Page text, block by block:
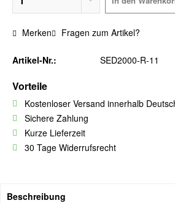
Merken Fragen zum Artikel?
Artikel-Nr.: SED2000-R-11
Vorteile
Kostenloser Versand innerhalb
Sichere Zahlung
Kurze Lieferzeit
30 Tage Widerrufsrecht
Beschreibung